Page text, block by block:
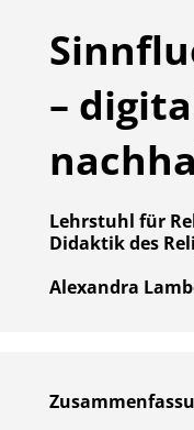
–
Lehrstuhl für
Didaktik des
Alexandra